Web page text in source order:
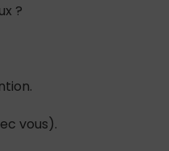
?
vous).